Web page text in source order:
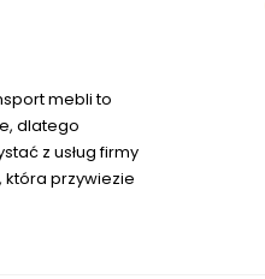
mebli to
dlatego
z usług firmy
przywiezie